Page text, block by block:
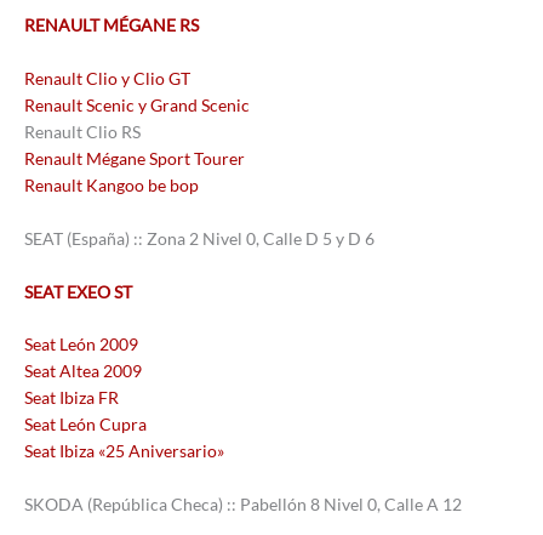
RENAULT MÉGANE RS
Renault Clio y Clio GT
Renault Scenic y Grand Scenic
Renault Clio RS
Renault Mégane Sport Tourer
Renault Kangoo be bop
SEAT (España) :: Zona 2 Nivel 0, Calle D 5 y D 6
SEAT EXEO ST
Seat León 2009
Seat Altea 2009
Seat Ibiza FR
Seat León Cupra
Seat Ibiza «25 Aniversario»
SKODA (República Checa) :: Pabellón 8 Nivel 0, Calle A 12